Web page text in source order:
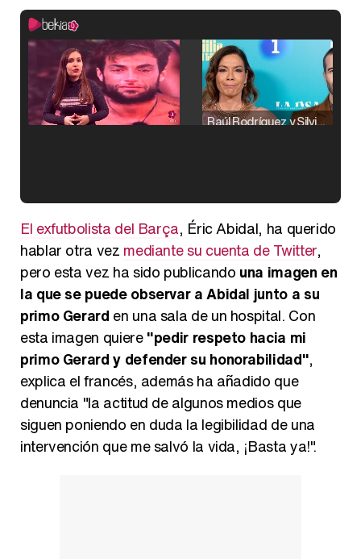
Raúl Rodríguez y Silvia Taulés nos cuentan su papel en 'La familia de la tele'
El exfutbolista del Barça, Éric Abidal, ha querido
hablar otra vez mediante su cuenta de Twitter,
pero esta vez ha sido publicando una imagen en
la que se puede observar a Abidal junto a su
primo Gerard en una sala de un hospital. Con
esta imagen quiere"pedir respeto hacia mi
primo Gerard y defender su honorabilidad",
explica el francés, además ha añadido que
denuncia "la actitud de algunos medios que
siguen poniendo en duda la legibilidad de una
intervención que me salvó la vida, ¡Basta ya!".